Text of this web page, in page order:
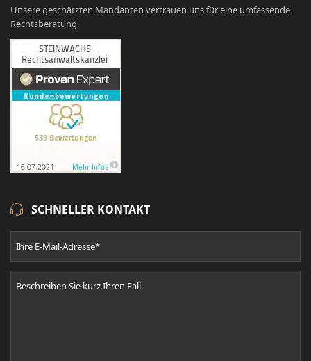
Unsere geschätzten Mandanten vertrauen uns für eine umfassende
Rechtsberatung.
SCHNELLER KONTAKT